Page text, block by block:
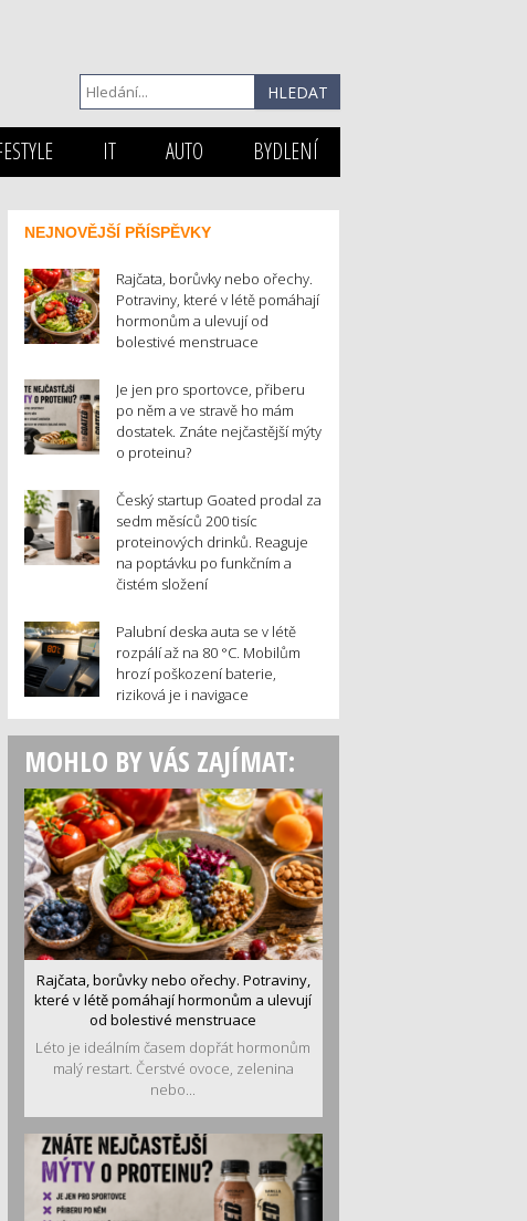
IT AUTO BYDLENÍ
NEJNOVĚJŠÍ PŘÍSPĚVKY
Rajčata, borůvky nebo ořechy.
Potraviny, které v létě pomáhají
hormonům a ulevují od
bolestivé menstruace
Je jen pro sportovce, přiberu
po něm a ve stravě ho mám
dostatek. Znáte nejčastější mýty
o proteinu?
Český startup Goated prodal za
sedm měsíců 200 tisíc
proteinových drinků. Reaguje
na poptávku po funkčním a
čistém složení
Palubní deska auta se v létě
rozpálí až na 80 °C. Mobilům
hrozí poškození baterie,
riziková je i navigace
MOHLO BY VÁS ZAJÍMAT:
Rajčata, borůvky nebo ořechy. Potraviny,
které v létě pomáhají hormonům a ulevují
od bolestivé menstruace
Léto je ideálním časem dopřát hormonům
malý restart. Čerstvé ovoce, zelenina
nebo...